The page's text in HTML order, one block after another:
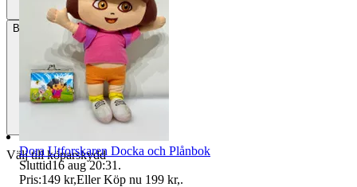
Betalning Via Tradera
Välj till köparskydd
Dora Utforskaren Docka och Plånbok
Sluttid16 aug 20:31 .
Pris:149 kr,Eller Köp nu 199 kr,.